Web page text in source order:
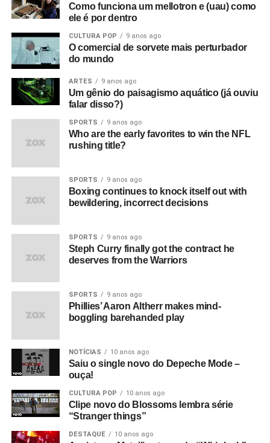
Como funciona um mellotron e (uau) como
ele é por dentro
CULTURA POP 9 anos ago
O comercial de sorvete mais perturbador
do mundo
ARTES 9 anos ago
Um gênio do paisagismo aquático (já ouviu
falar disso?)
SPORTS 9 anos ago
Who are the early favorites to win the NFL
rushing title?
SPORTS 9 anos ago
Boxing continues to knock itself out with
bewildering, incorrect decisions
SPORTS 9 anos ago
Steph Curry finally got the contract he
deserves from the Warriors
SPORTS 9 anos ago
Phillies’ Aaron Altherr makes mind-
boggling barehanded play
NOTÍCIAS 10 anos ago
Saiu o single novo do Depeche Mode –
ouça!
CULTURA POP 10 anos ago
Clipe novo do Blossoms lembra série
“Stranger things”
DESTAQUE 10 anos ago